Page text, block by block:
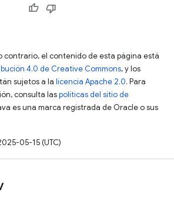
contrario, el contenido de esta página está
4.0 de Creative Commons, y los
sujetos a la licencia Apache 2.0. Para
consulta laspolíticas del sitio de
es una marca registrada de Oracle o sus
05-15 (UTC)